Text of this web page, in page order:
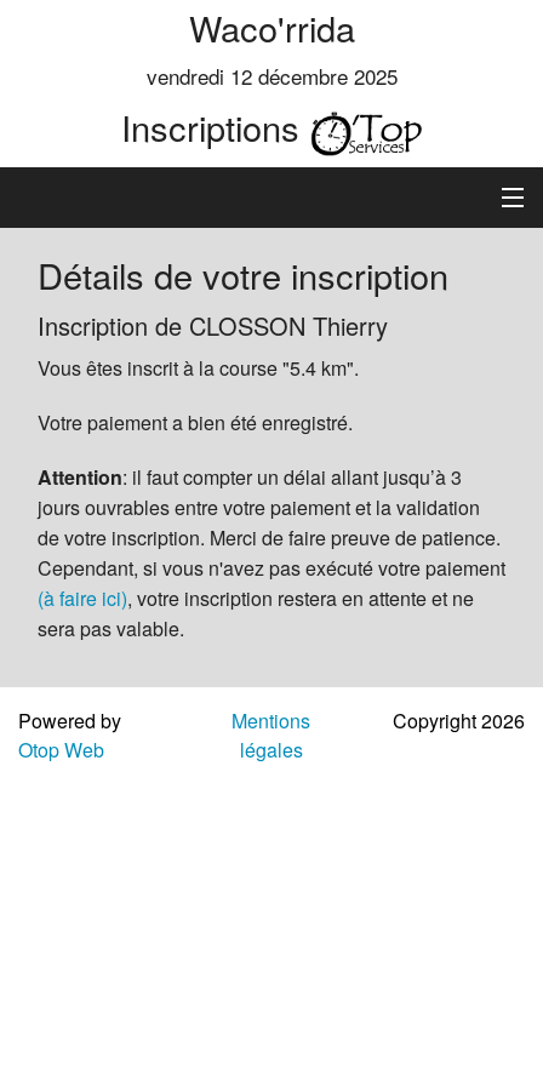
Waco'rrida
vendredi 12 décembre 2025
Inscriptions
Accueil
Informations
Règlement
Inscription
Classements
Aide
Détails de votre inscription
Inscription de CLOSSON Thierry
Vous êtes inscrit à la course "5.4 km".
Votre paiement a bien été enregistré.
Attention: il faut compter un délai allant jusqu’à 3
jours ouvrables entre votre paiement et la validation
de votre inscription. Merci de faire preuve de patience.
Cependant, si vous n'avez pas exécuté votre paiement
(à faire ici), votre inscription restera en attente et ne
sera pas valable.
Powered by
Otop Web
Mentions
légales
Copyright 2026